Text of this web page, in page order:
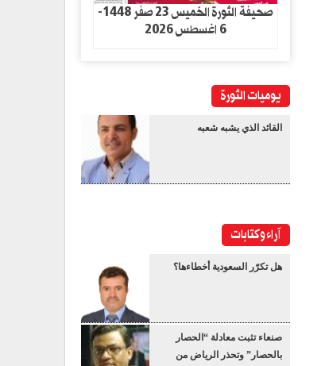
صحيفة الثورة الخميس 23 صفر 1448-
6 اغسطس 2026
يوميات الثورة
القائد الذي يشبه شعبه
آراء وكتابات
هل تكرّر السعودية أخطاءها؟
صنعاء تثبت معادلة “الحصار
بالحصار” وتحذر الرياض من